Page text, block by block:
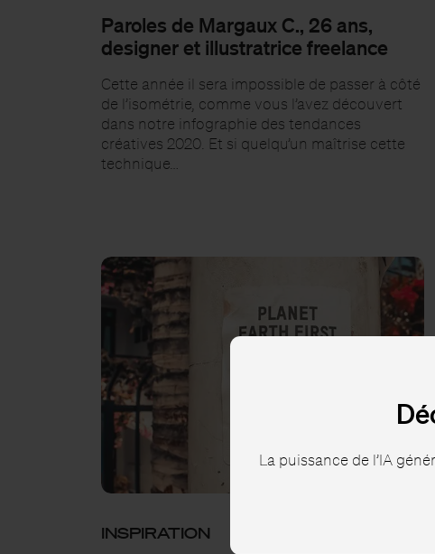
La puissance de l’IA
Paroles de Margaux C., 26 ans,
designer et illustratrice freelance
Cette année il sera impossible de passer à côté
de l’isométrie, comme vous l’avez découvert
dans notre infographie des tendances
créatives 2020. Et si quelqu’un maîtrise cette
technique…
INSPIRATION